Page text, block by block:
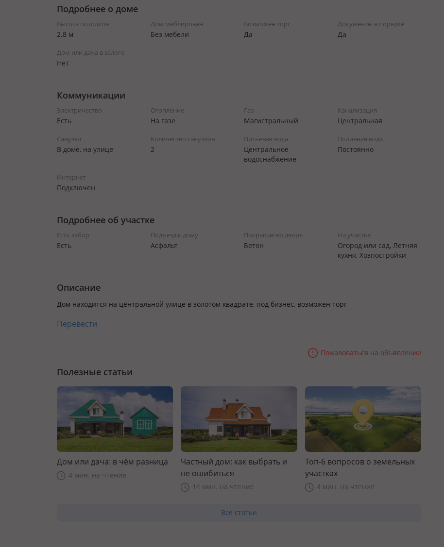
Подробнее о доме
Высота потолков
2.8 м
Дом меблирован
Без мебели
Возможен торг
Да
Документы в порядке
Да
Дом или дача в залоге
Нет
Коммуникации
Электричество
Есть
Отопление
На газе
Газ
Магистральный
Канализация
Центральная
Санузел
В доме, на улице
Количество санузлов
2
Питьевая вода
Центральное
водоснабжение
Поливная вода
Постоянно
Интернет
Подключен
Подробнее об участке
Есть забор
Есть
Подъезд к дому
Асфальт
Покрытие во дворе
Бетон
На участке
Огород или сад, Летняя
кухня, Хозпостройки
Описание
Дом находится на центральной улице в золотом квадрате, под бизнес, возможен торг
Перевести
Пожаловаться на объявление
Полезные статьи
Дом или дача: в чём разница
4 мин. на чтение
Частный дом: как выбрать и
не ошибиться
14 мин. на чтение
Топ-6 вопросов о земельных
участках
4 мин. на чтение
Все статьи